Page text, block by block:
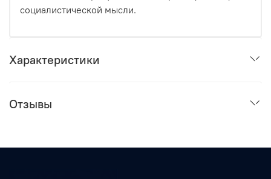
социалистической мысли.
Характеристики
Отзывы